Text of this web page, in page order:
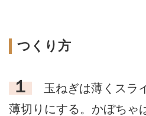
つくり方
１
玉ねぎは薄くスラ
薄切りにする。かぼちゃ